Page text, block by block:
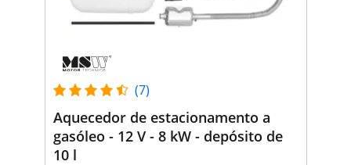
(7)
Aquecedor de estacionamento a
gasóleo - 12 V - 8 kW - depósito de
10 l